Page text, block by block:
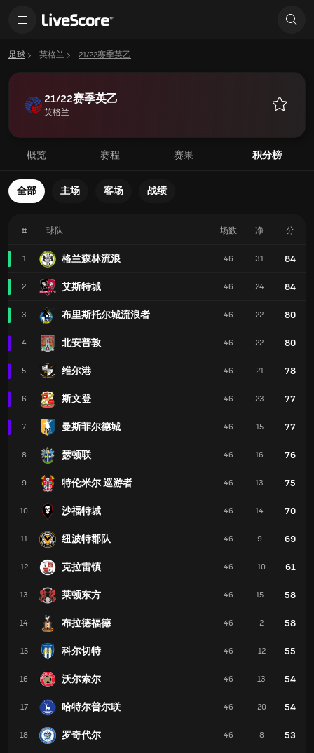
足球 英格兰 21/22赛季英乙
21/22赛季英乙
英格兰
概览 赛程 赛果 积分榜
全部 主场 客场 战绩
# 球队
1 格兰森林流浪
2 艾斯特城
3 布里斯托尔城流浪者
4 北安普敦
5 维尔港
6 斯文登
7 曼斯菲尔德城
8 瑟顿联
9 特伦米尔 巡游者
10 沙福特城
11 纽波特郡队
12 克拉雷镇
13 莱顿东方
14 布拉德福德
15 科尔切特
16 沃尔索尔
17 哈特尔普尔联
18 罗奇代尔
场数 净 分
46 31 84
46 24 84
46 22 80
46 22 80
46 21 78
46 23 77
46 15 77
46 16 76
46 13 75
46 14 70
46 9 69
46 -10 61
46 15 58
46 -2 58
46 -12 55
46 -13 54
46 -20 54
46 -8 53